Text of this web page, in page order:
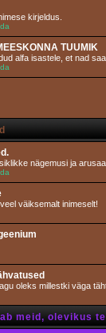
kirjeldus.
TUUMIK
alfa isastele, et nad
nägemusi ja
väiksemalt inimeselt!
oleks millestki väga
meid, olevikus